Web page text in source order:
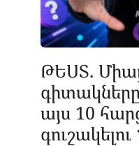
ԹԵՍՏ.
այս 10
գուշակելու